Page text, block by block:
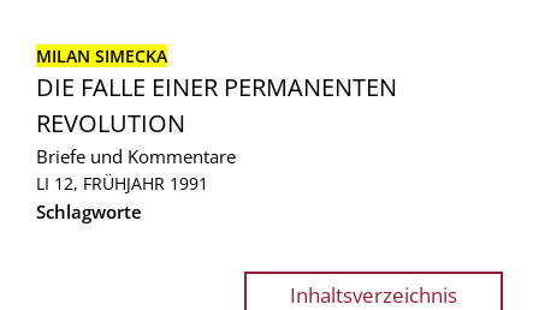
MILAN SIMECKA
DIE FALLE EINER PERMANENTEN
REVOLUTION
Briefe und Kommentare
LI 12, FRÜHJAHR 1991
Schlagworte
Inhaltsverzeichnis